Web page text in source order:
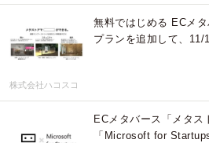
無料ではじめる ECメ
プランを追加して、11/
株式会社ハコスコ
ECメタバース「メタス
「Microsoft for